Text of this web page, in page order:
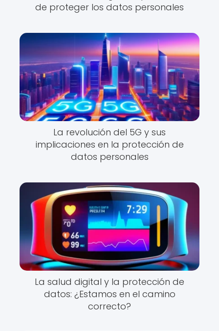
de proteger los datos personales
La revolución del 5G y sus
implicaciones en la protección de
datos personales
La salud digital y la protección de
datos: ¿Estamos en el camino
correcto?